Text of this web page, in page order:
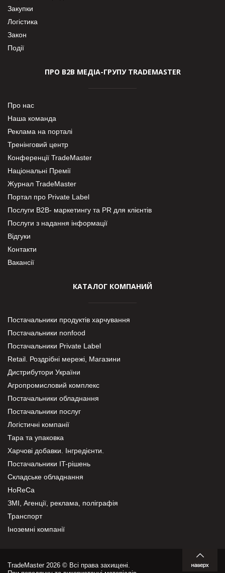
Закупки
Логістика
Закон
Події
ПРО В2В МЕДІА-ГРУПУ TRADEMASTER
Про нас
Наша команда
Реклама на порталі
Тренінговий центр
Конференції TradeMaster
Національні Премії
Журнал TradeMaster
Портал про Private Label
Послуги В2В- маркетингу та PR для клієнтів
Послуги з надання інформації
Відгуки
Контакти
Вакансії
КАТАЛОГ КОМПАНИЙ
Постачальники продуктів харчування
Постачальники nonfood
Постачальники Private Label
Retail. Роздрібні мережі, Магазини
Дистрибутори України
Агропромисловий комплекс
Постачальники обладнання
Постачальники послуг
Логістичні компанії
Тара та упаковка
Харчові добавки. Інгредієнти.
Постачальники IT-рішень
Складське обладнання
HoReCa
ЗМІ, Агенції, реклама, поліграфія
Транспорт
Іноземні компанії
TradeMaster 2026 © Всі права захищені.